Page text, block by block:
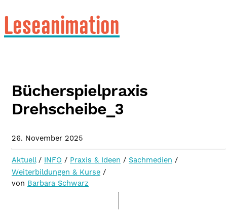
Leseanimation
Bücherspielpraxis
Drehscheibe_3
26. November 2025
Aktuell/ INFO / Praxis & Ideen / Sachmedien /
Weiterbildungen & Kurse /
von Barbara Schwarz